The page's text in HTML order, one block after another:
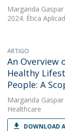
Margarida
2024. Ética
ARTIGO
An Overview
Healthy
People: A
Margarida
Healthcare
DOWNLOAD